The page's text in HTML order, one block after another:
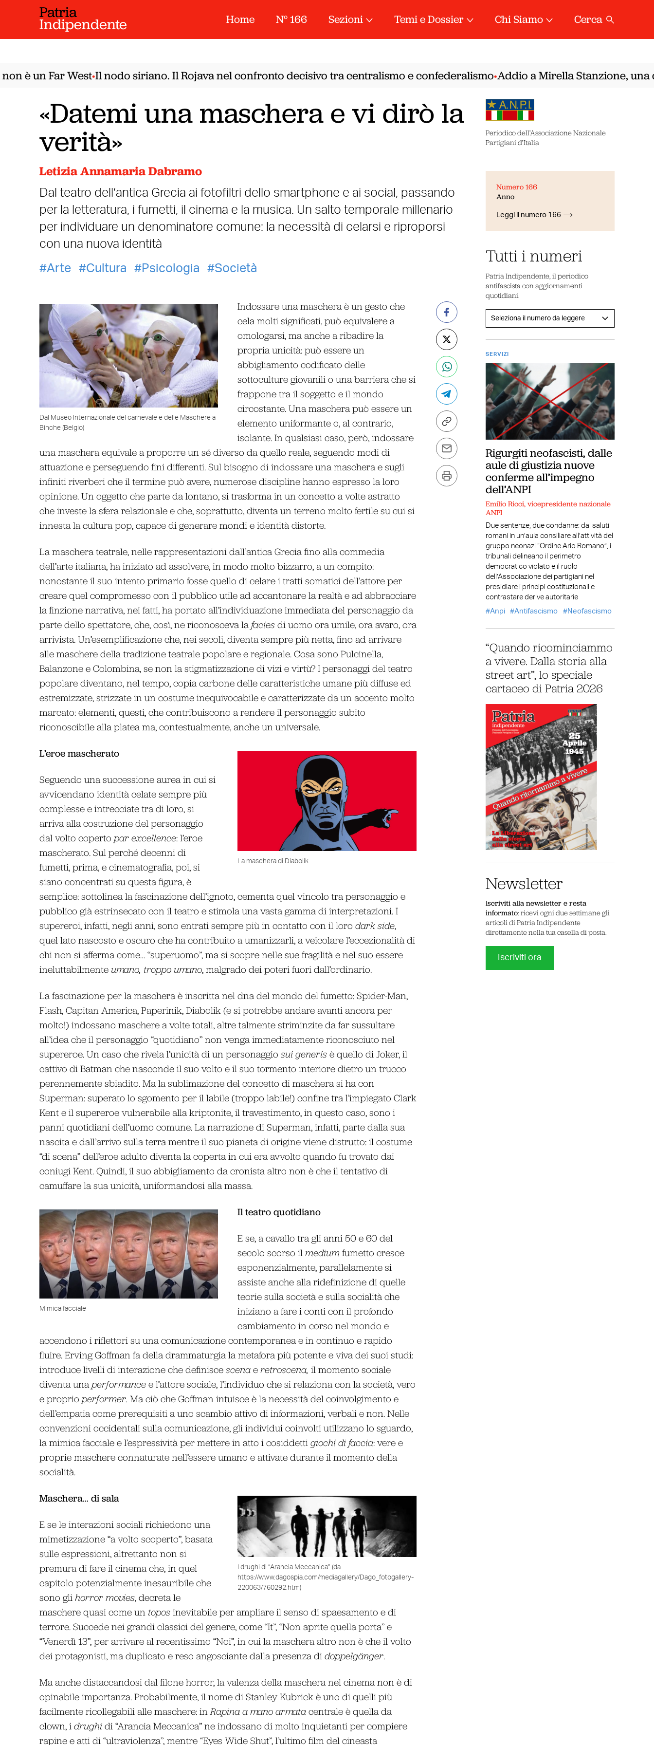
Patria
Indipendente Home N° 166 Sezioni Temi e Dossier Chi Siamo Cerca
è un Far West•Il nodo siriano. Il Rojava nel confronto decisivo tra centralismo e confederalismo•Addio a Mirella Stanzione, una
«Datemi una maschera e vi dirò la
verità»
Letizia Annamaria Dabramo
Dal teatro dell’antica Grecia ai fotofiltri dello smartphone e ai social, passando
per la letteratura, i fumetti, il cinema e la musica. Un salto temporale millenario
per individuare un denominatore comune: la necessità di celarsi e riproporsi
con una nuova identità
Arte
Cultura Psicologia Società
Dal Museo Internazionale del carnevale e delle Maschere a
Binche (Belgio)
Indossare una maschera è un gesto che
cela molti significati, può equivalere a
omologarsi, ma anche a ribadire la
propria unicità: può essere un
abbigliamento codificato delle
sottoculture giovanili o una barriera che si
frappone tra il soggetto e il mondo
circostante. Una maschera può essere un
elemento uniformante o, al contrario,
isolante. In qualsiasi caso, però, indossare
una maschera equivale a proporre un sé diverso da quello reale, seguendo modi di
attuazione e perseguendo fini differenti. Sul bisogno di indossare una maschera e sugli
infiniti riverberi che il termine può avere, numerose discipline hanno espresso la loro
opinione. Un oggetto che parte da lontano, si trasforma in un concetto a volte astratto
che investe la sfera relazionale e che, soprattutto, diventa un terreno molto fertile su cui si
innesta la cultura pop, capace di generare mondi e identità distorte.
La maschera teatrale, nelle rappresentazioni dall’antica Grecia fino alla commedia
dell’arte italiana, ha iniziato ad assolvere, in modo molto bizzarro, a un compito:
nonostante il suo intento primario fosse quello di celare i tratti somatici dell’attore per
creare quel compromesso con il pubblico utile ad accantonare la realtà e ad abbracciare
la finzione narrativa, nei fatti, ha portato all’individuazione immediata del personaggio da
parte dello spettatore, che, così, ne riconosceva la facies di uomo ora umile, ora avaro, ora
arrivista. Un’esemplificazione che, nei secoli, diventa sempre più netta, fino ad arrivare
alle maschere della tradizione teatrale popolare e regionale. Cosa sono Pulcinella,
Balanzone e Colombina, se non la stigmatizzazione di vizi e virtù? I personaggi del teatro
popolare diventano, nel tempo, copia carbone delle caratteristiche umane più diffuse ed
estremizzate, strizzate in un costume inequivocabile e caratterizzate da un accento molto
marcato: elementi, questi, che contribuiscono a rendere il personaggio subito
riconoscibile alla platea ma, contestualmente, anche un universale.
La maschera di Diabolik
L’eroe mascherato
Seguendo una successione aurea in cui si
avvicendano identità celate sempre più
complesse e intrecciate tra di loro, si
arriva alla costruzione del personaggio
dal volto coperto par excellence: l’eroe
mascherato. Sul perché decenni di
fumetti, prima, e cinematografia, poi, si
siano concentrati su questa figura, è
semplice: sottolinea la fascinazione dell’ignoto, cementa quel vincolo tra personaggio e
pubblico già estrinsecato con il teatro e stimola una vasta gamma di interpretazioni. I
supereroi, infatti, negli anni, sono entrati sempre più in contatto con il loro dark side,
quel lato nascosto e oscuro che ha contribuito a umanizzarli, a veicolare l’eccezionalità di
chi non si afferma come… “superuomo”, ma si scopre nelle sue fragilità e nel suo essere
ineluttabilmente umano, troppo umano, malgrado dei poteri fuori dall’ordinario.
La fascinazione per la maschera è inscritta nel dna del mondo del fumetto: Spider-Man,
Flash, Capitan America, Paperinik, Diabolik (e si potrebbe andare avanti ancora per
molto!) indossano maschere a volte totali, altre talmente striminzite da far sussultare
all’idea che il personaggio “quotidiano” non venga immediatamente riconosciuto nel
supereroe. Un caso che rivela l’unicità di un personaggio sui generis è quello di Joker, il
cattivo di Batman che nasconde il suo volto e il suo tormento interiore dietro un trucco
perennemente sbiadito. Ma la sublimazione del concetto di maschera si ha con
Superman: superato lo sgomento per il labile (troppo labile!) confine tra l’impiegato Clark
Kent e il supereroe vulnerabile alla kriptonite, il travestimento, in questo caso, sono i
panni quotidiani dell’uomo comune. La narrazione di Superman, infatti, parte dalla sua
nascita e dall’arrivo sulla terra mentre il suo pianeta di origine viene distrutto: il costume
“di scena” dell’eroe adulto diventa la coperta in cui era avvolto quando fu trovato dai
coniugi Kent. Quindi, il suo abbigliamento da cronista altro non è che il tentativo di
camuffare la sua unicità, uniformandosi alla massa.
Mimica facciale
Il teatro quotidiano
E se, a cavallo tra gli anni 50 e 60 del
secolo scorso il medium fumetto cresce
esponenzialmente, parallelamente si
assiste anche alla ridefinizione di quelle
teorie sulla società e sulla socialità che
iniziano a fare i conti con il profondo
cambiamento in corso nel mondo e
accendono i riflettori su una comunicazione contemporanea e in continuo e rapido
fluire. Erving Goffman fa della drammaturgia la metafora più potente e viva dei suoi studi:
introduce livelli di interazione che definisce scena e retroscena, il momento sociale
diventa una performance e l’attore sociale, l’individuo che si relaziona con la società, vero
e proprio performer. Ma ciò che Goffman intuisce è la necessità del coinvolgimento e
dell’empatia come prerequisiti a uno scambio attivo di informazioni, verbali e non. Nelle
convenzioni occidentali sulla comunicazione, gli individui coinvolti utilizzano lo sguardo,
la mimica facciale e l’espressività per mettere in atto i cosiddetti giochi di faccia: vere e
proprie maschere connaturate nell’essere umano e attivate durante il momento della
socialità.
I drughi di “Arancia Meccanica” (da
https://www.dagospia.com/mediagallery/Dago_fotogallery-
220063/760292.htm)
Maschera… di sala
E se le interazioni sociali richiedono una
mimetizzazione “a volto scoperto”, basata
sulle espressioni, altrettanto non si
premura di fare il cinema che, in quel
capitolo potenzialmente inesauribile che
sono gli horror movies, decreta le
maschere quasi come un topos inevitabile per ampliare il senso di spaesamento e di
terrore. Succede nei grandi classici del genere, come “It”, “Non aprite quella porta” e
“Venerdì 13”, per arrivare al recentissimo “Noi”, in cui la maschera altro non è che il volto
dei protagonisti, ma duplicato e reso angosciante dalla presenza di doppelgänger.
Ma anche distaccandosi dal filone horror, la valenza della maschera nel cinema non è di
opinabile importanza. Probabilmente, il nome di Stanley Kubrick è uno di quelli più
facilmente ricollegabili alle maschere: in Rapina a mano armata centrale è quella da
clown, i drughi di “Arancia Meccanica” ne indossano di molto inquietanti per compiere
rapine e atti di “ultraviolenza”, mentre “Eyes Wide Shut”, l’ultimo film del cineasta
Periodico dell’Associazione Nazionale
Partigiani d’Italia
Numero 166
Anno
Leggi il numero 166
Tutti i numeri
Patria Indipendente, il periodico
antifascista con aggiornamenti
quotidiani.
SERVIZI
Rigurgiti neofascisti, dalle
aule di giustizia nuove
conferme all’impegno
dell’ANPI
Emilio Ricci, vicepresidente nazionale
ANPI
Due sentenze, due condanne: dai saluti
romani in un’aula consiliare all’attività del
gruppo neonazi “Ordine Ario Romano”, i
tribunali delineano il perimetro
democratico violato e il ruolo
dell’Associazione dei partigiani nel
presidiare i principi costituzionali e
contrastare derive autoritarie
Anpi
Antifascismo Neofascismo
“Quando ricominciammo
a vivere. Dalla storia alla
street art”, lo speciale
cartaceo di Patria 2026
Newsletter
Iscriviti alla newsletter e resta
informato: ricevi ogni due settimane gli
articoli di Patria Indipendente
direttamente nella tua casella di posta.
Iscriviti ora